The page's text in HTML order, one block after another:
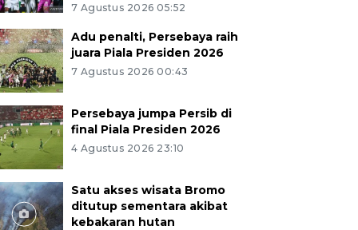
7 Agustus 2026 05:52
Adu penalti, Persebaya raih
juara Piala Presiden 2026
7 Agustus 2026 00:43
Persebaya jumpa Persib di
final Piala Presiden 2026
4 Agustus 2026 23:10
Satu akses wisata Bromo
ditutup sementara akibat
kebakaran hutan